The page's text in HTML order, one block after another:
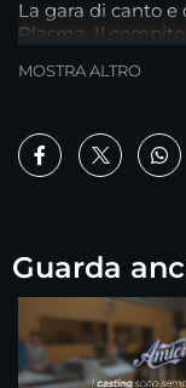
La gara di canto e
Plasma. Il
De Devitiis, S.
MOSTRA ALTRO
Guarda